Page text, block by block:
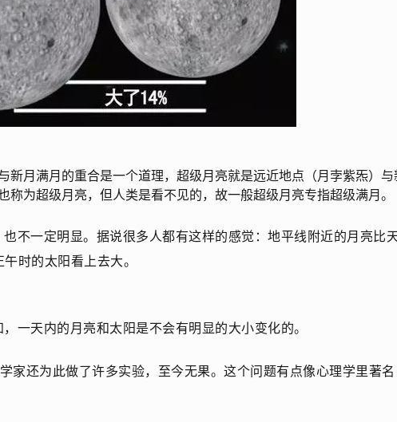
新月满月的重合是一个道理，超级月亮就是远近地点（月孛紫炁）与
称为超级月亮，但人类是看不见的，故一般超级月亮专指超级满月。
不一定明显。据说很多人都有这样的感觉：地平线附近的月亮比
时的太阳看上去大。
一天内的月亮和太阳是不会有明显的大小变化的。
家还为此做了许多实验，至今无果。这个问题有点像心理学里著名